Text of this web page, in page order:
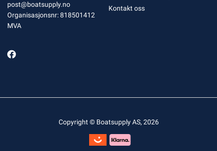
post@boatsupply.no
Organisasjonsnr: 818501412
MVA
Kontakt oss
Copyright © Boatsupply AS, 2026